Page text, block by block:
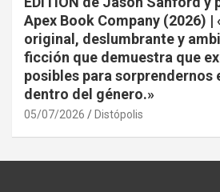
Apex Book Company (2026) |
original, deslumbrante y
ficción que demuestra que
posibles para sorprendernos
dentro del género.»
05/07/2026 Distópolis